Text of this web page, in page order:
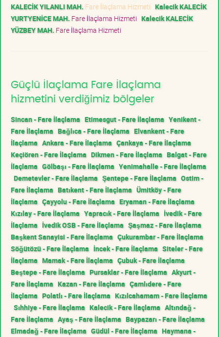
KALECİK YILANLI MAH. Fare İlaçlama Hizmeti Kalecik KALECİK
YURTYENİCE MAH. Fare İlaçlama Hizmeti Kalecik KALECİK
YÜZBEY MAH. Fare İlaçlama Hizmeti
Güçlü İlaçlama Fare İlaçlama
hizmetini verdiğimiz bölgeler
Sincan - Fare İlaçlama Etimesgut - Fare İlaçlama Yenikent -
Fare İlaçlama Bağlıca - Fare İlaçlama Elvankent - Fare
İlaçlama Ankara - Fare İlaçlama Çankaya - Fare İlaçlama
Keçiören - Fare İlaçlama Dikmen - Fare İlaçlama Balgat - Fare
İlaçlama Gölbaşı - Fare İlaçlama Yenimahalle - Fare İlaçlama
Demetevler - Fare İlaçlama Şentepe - Fare İlaçlama Ostim -
Fare İlaçlama Batıkent - Fare İlaçlama Ümitköy - Fare
İlaçlama Çayyolu - Fare İlaçlama Eryaman - Fare İlaçlama
Kızılay - Fare İlaçlama Yapracık - Fare İlaçlama İvedik - Fare
İlaçlama İvedik OSB - Fare İlaçlama Şaşmaz - Fare İlaçlama
Başkent Sanayisi - Fare İlaçlama Çukurambar - Fare İlaçlama
Söğütözü - Fare İlaçlama İncek - Fare İlaçlama Siteler - Fare
İlaçlama Mamak - Fare İlaçlama Çubuk - Fare İlaçlama
Beştepe - Fare İlaçlama Pursaklar - Fare İlaçlama Akyurt -
Fare İlaçlama Kazan - Fare İlaçlama Çamlıdere - Fare
İlaçlama Polatlı - Fare İlaçlama Kızılcahamam - Fare İlaçlama
Sıhhiye - Fare İlaçlama Kalecik - Fare İlaçlama Altındağ -
Fare İlaçlama Ayaş - Fare İlaçlama Baypazarı - Fare İlaçlama
Elmadağ - Fare İlaçlama Güdül - Fare İlaçlama Haymana -